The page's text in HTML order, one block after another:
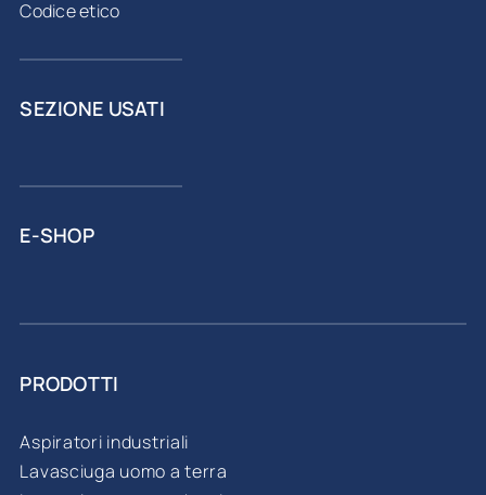
Codice etico
SEZIONE USATI
E-SHOP
PRODOTTI
Aspiratori industriali
Lavasciuga uomo a terra